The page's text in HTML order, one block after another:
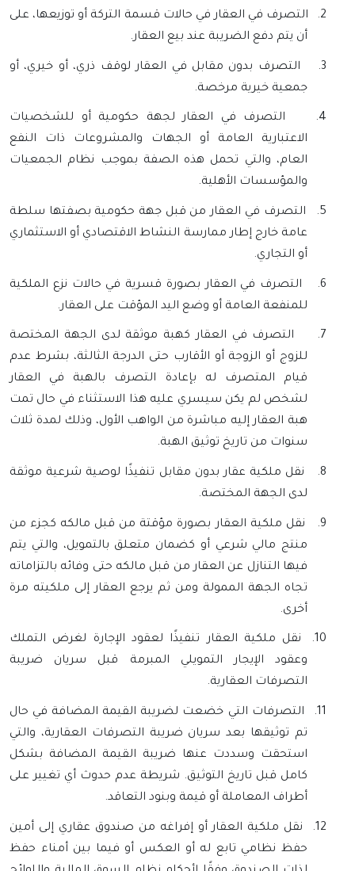
2.
التصرف في العقار في حالات قسمة التركة أو توزيعها، على
أن يتم دفع الضريبة عند بيع العقار.
3.
التصرف بدون مقابل في العقار لوقف ذري، أو خيري، أو
جمعية خيرية مرخصة.
4.
التصرف في العقار لجهة حكومية أو للشخصيات
الاعتبارية العامة أو الجهات والمشروعات ذات النفع
العام، والتي تحمل هذه الصفة بموجب نظام الجمعيات
والمؤسسات الأهلية.
5.
التصرف في العقار من قبل جهة حكومية بصفتها سلطة
عامة خارج إطار ممارسة النشاط الاقتصادي أو الاستثماري
أو التجاري.
6.
التصرف في العقار بصورة قسرية في حالات نزع الملكية
للمنفعة العامة أو وضع اليد المؤقت على العقار.
7.
التصرف في العقار كهبة موثقة لدى الجهة المختصة
للزوج أو الزوجة أو الأقارب حتى الدرجة الثالثة، بشرط عدم
قيام المتصرف له بإعادة التصرف بالهبة في العقار
لشخص لم يكن سيسري عليه هذا الاستثناء في حال تمت
هبة العقار إليه مباشرة من الواهب الأول، وذلك لمدة ثلاث
سنوات من تاريخ توثيق الهبة.
8.
نقل ملكية عقار بدون مقابل تنفيذًا لوصية شرعية موثقة
لدى الجهة المختصة.
9.
نقل ملكية العقار بصورة مؤقتة من قبل مالكه كجزء من
منتج مالي شرعي أو كضمان متعلق بالتمويل، والتي يتم
فيها التنازل عن العقار من قبل مالكه حتى وفائه بالتزاماته
تجاه الجهة الممولة ومن ثم يرجع العقار إلى ملكيته مرة
أخرى.
10.
نقل ملكية العقار تنفيذًا لعقود الإجارة لغرض التملك
وعقود الإيجار التمويلي المبرمة قبل سريان ضريبة
التصرفات العقارية.
11.
التصرفات التي خضعت لضريبة القيمة المضافة في حال
تم توثيقها بعد سريان ضريبة التصرفات العقارية، والتي
استحقت وسددت عنها ضريبة القيمة المضافة بشكل
كامل قبل تاريخ التوثيق. شريطة عدم حدوث أي تغيير على
أطراف المعاملة أو قيمة وبنود التعاقد.
12.
نقل ملكية العقار أو إفراغه من صندوق عقاري إلى أمين
حفظ نظامي تابع له أو العكس أو فيما بين أمناء حفظ